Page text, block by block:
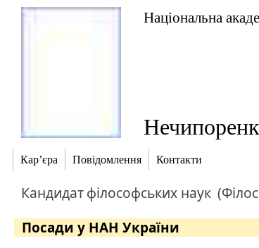
Національна
Кар’єра Повідомлення Контакти
Кандидатфілософських наук
Посади у НАН України